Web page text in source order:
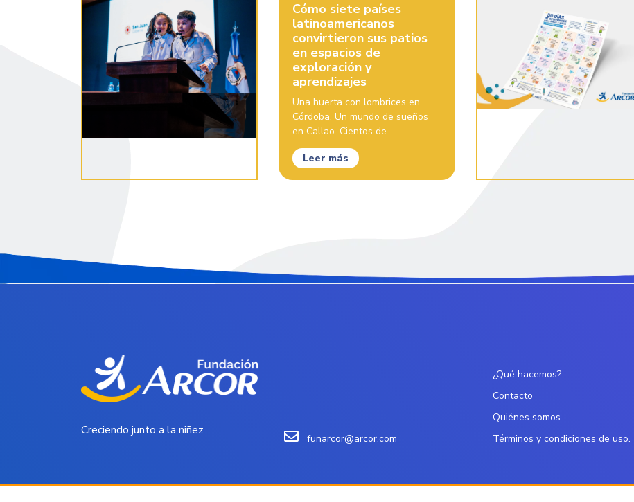
Cómo siete países
latinoamericanos
convirtieron sus patios
en espacios de
exploración y
aprendizajes
Una huerta con lombrices en
Córdoba. Un mundo de sueños
en Callao. Cientos de ...
Leer más
Creciendo junto a la niñez
funarcor@arcor.com
¿Qué hacemos?
Contacto
Quiénes somos
Términos y condiciones de uso.